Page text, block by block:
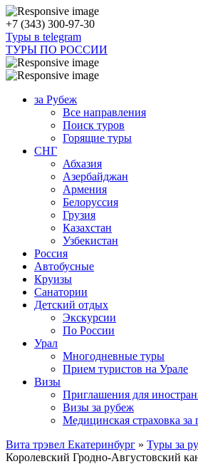
+7 (343) 300-97-30
Туры в telegram
ТУРЫ ПО РОССИИ
за Рубеж
Все направления
Поиск туров
Горящие туры
СНГ
Абхазия
Азербайджан
Армения
Белоруссия
Грузия
Казахстан
Узбекистан
Россия
Автобусные
Круизы
Санатории
Детский отдых
Экскурсии
По России
Урал
Многодневные туры
Прием туристов на Урале
Визы
Приглашения для
Визы за рубеж
Медицинская страховка за
Вита трэвел Екатеринбург » Туры за
Королевский Гродно-Августовский